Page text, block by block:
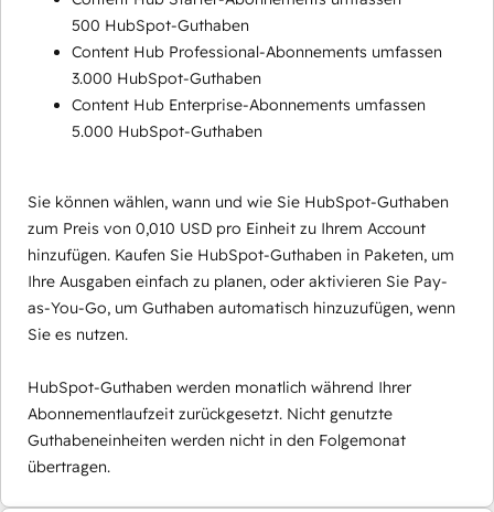
500 HubSpot-Guthaben
Content Hub Professional-Abonnements umfassen
3.000 HubSpot-Guthaben
Content Hub Enterprise-Abonnements umfassen
5.000 HubSpot-Guthaben
Sie können wählen, wann und wie Sie HubSpot-Guthaben
zum Preis von 0,010 USD pro Einheit zu Ihrem Account
hinzufügen. Kaufen Sie HubSpot-Guthaben in Paketen, um
Ihre Ausgaben einfach zu planen, oder aktivieren Sie Pay-
as-You-Go, um Guthaben automatisch hinzuzufügen, wenn
Sie es nutzen.
HubSpot-Guthaben werden monatlich während Ihrer
Abonnementlaufzeit zurückgesetzt. Nicht genutzte
Guthabeneinheiten werden nicht in den Folgemonat
übertragen.